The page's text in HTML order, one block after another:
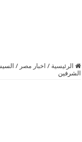
الرئيسية / اخبار مصر /
الشرفين